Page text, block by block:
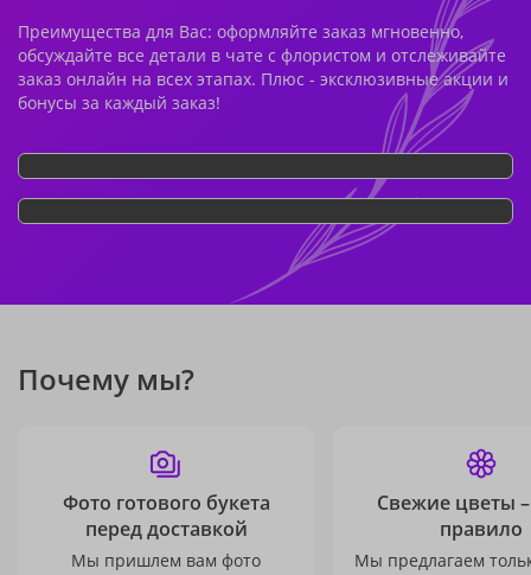
Преимущества для Вас: оформляйте заказ мгновенно,
обсуждайте все детали в чате с флористом и отслеживайте
заказ онлайн на всех этапах. Плюс - эксклюзивные акции и
бонусы за каждый заказ!
Почему мы?
Фото готового букета
перед доставкой
Мы пришлем вам фото
Свежие цветы
правило
Мы предлагаем